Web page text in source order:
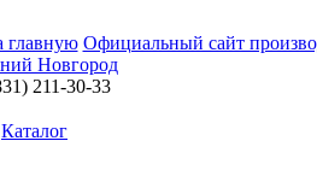
Официальный сайт
Новгород
211-30-33
Каталог